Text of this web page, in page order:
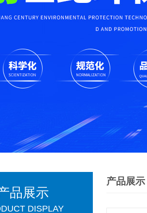
品展示
DISPLAY
产品展示